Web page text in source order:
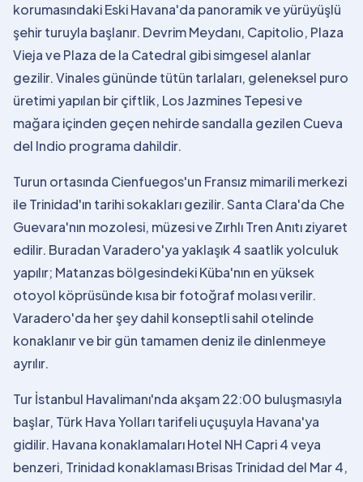
korumasındaki Eski Havana'da panoramik ve yürüyüşlü
şehir turuyla başlanır. Devrim Meydanı, Capitolio, Plaza
Vieja ve Plaza de la Catedral gibi simgesel alanlar
gezilir. Vinales gününde tütün tarlaları, geleneksel puro
üretimi yapılan bir çiftlik, Los Jazmines Tepesi ve
mağara içinden geçen nehirde sandalla gezilen Cueva
del Indio programa dahildir.
Turun ortasında Cienfuegos'un Fransız mimarili merkezi
ile Trinidad'ın tarihi sokakları gezilir. Santa Clara'da Che
Guevara'nın mozolesi, müzesi ve Zırhlı Tren Anıtı ziyaret
edilir. Buradan Varadero'ya yaklaşık 4 saatlik yolculuk
yapılır; Matanzas bölgesindeki Küba'nın en yüksek
otoyol köprüsünde kısa bir fotoğraf molası verilir.
Varadero'da her şey dahil konseptli sahil otelinde
konaklanır ve bir gün tamamen deniz ile dinlenmeye
ayrılır.
Tur İstanbul Havalimanı'nda akşam 22:00 buluşmasıyla
başlar, Türk Hava Yolları tarifeli uçuşuyla Havana'ya
gidilir. Havana konaklamaları Hotel NH Capri 4 veya
benzeri, Trinidad konaklaması Brisas Trinidad del Mar 4,